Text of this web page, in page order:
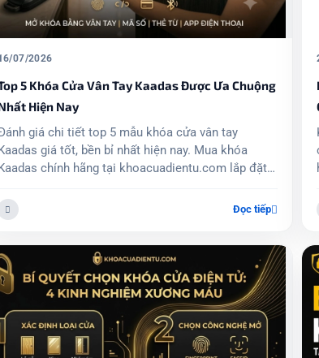
06/2026
Khuôn Mặt Philips DDL720-FVP-7HWS
Hãng | Face ID 3D Thông Minh
Khuôn Mặt Philips DDL720-FVP-7HWS sở hữu
nghệ Face ID 3D, camera tích hợp, chuông
và điều khiển từ xa qua điện thoại. Giải pháp
cao cấp.
Đọc tiếp